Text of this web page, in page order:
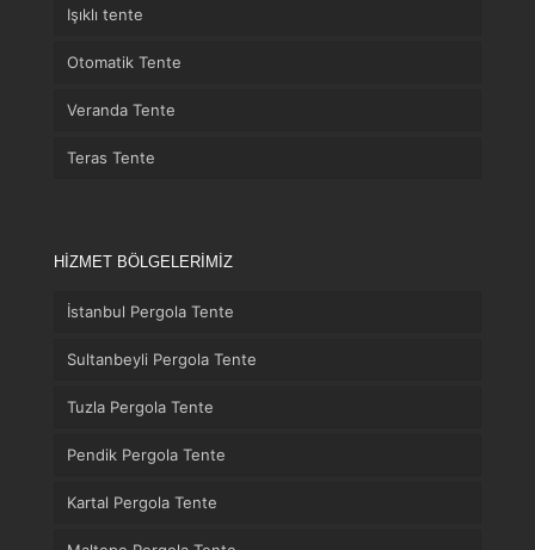
Işıklı tente
Otomatik Tente
Veranda Tente
Teras Tente
HİZMET BÖLGELERİMİZ
İstanbul Pergola Tente
Sultanbeyli Pergola Tente
Tuzla Pergola Tente
Pendik Pergola Tente
Kartal Pergola Tente